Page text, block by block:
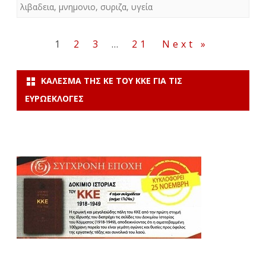
λιβαδεια, μνημονιο, συριζα, υγεία
Σελιδοποίηση
1 2 3 … 21 Next »
ΚΆΛΕΣΜΑ ΤΗΣ ΚΕ ΤΟΥ ΚΚΕ ΓΙΑ ΤΙΣ
ΕΥΡΩΕΚΛΟΓΈΣ